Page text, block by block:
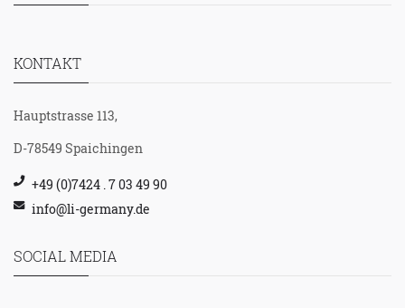
KONTAKT
Hauptstrasse 113,
D-78549 Spaichingen
+49 (0)7424 . 7 03 49 90
info@li-germany.de
SOCIAL MEDIA